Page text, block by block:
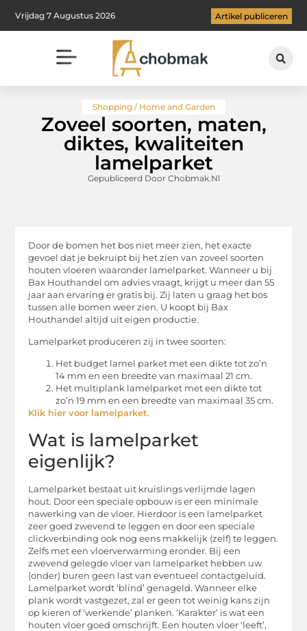
Vrijdag 7 Augustus 2026 Artikel publiceren
Shopping / Home and Garden
Zoveel soorten, maten,
diktes, kwaliteiten
lamelparket
Gepubliceerd Door Chobmak.nl
Door de bomen het bos niet meer zien, het exacte
gevoel dat je bekruipt bij het zien van zoveel soorten
houten vloeren waaronder lamelparket. Wanneer u bij
Bax Houthandel om advies vraagt, krijgt u meer dan 55
jaar aan ervaring er gratis bij. Zij laten u graag het bos
tussen alle bomen weer zien. U koopt bij Bax
Houthandel altijd uit eigen productie.
Lamelparket produceren zij in twee soorten:
Het budget lamel parket met een dikte tot zo’n
14 mm en een breedte van maximaal 21 cm.
Het multiplank lamelparket met een dikte tot
zo’n 19 mm en een breedte van maximaal 35 cm.
Klik hier voor lamelparket.
Wat is lamelparket
eigenlijk?
Lamelparket bestaat uit kruislings verlijmde lagen
hout. Door een speciale opbouw is er een minimale
nawerking van de vloer. Hierdoor is een lamelparket
zeer goed zwevend te leggen en door een speciale
clickverbinding ook nog eens makkelijk (zelf) te leggen.
Zelfs met een vloerverwarming eronder. Bij een
zwevend gelegde vloer van lamelparket hebben uw
(onder) buren geen last van eventueel contactgeluid.
Lamelparket wordt ‘blind’ genageld. Wanneer elke
plank wordt vastgezet, zal er geen tot weinig kans zijn
op kieren of ‘werkende’ planken. ‘Karakter’ is wat een
houten vloer goed omschrijft. Een houten vloer ‘leeft’,